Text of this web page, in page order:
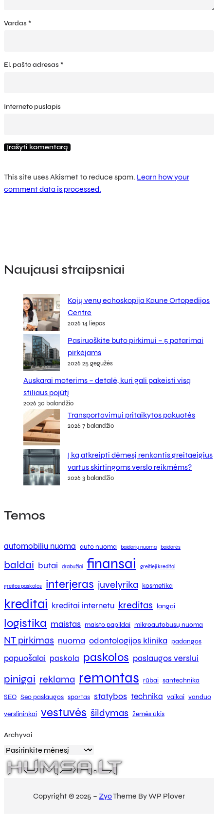
Vardas *
El. pašto adresas *
Interneto puslapis
This site uses Akismet to reduce spam. Learn how your
comment data is processed.
Naujausi straipsniai
Kojų venų echoskopija Kaune Ortopedijos
Centre
2026 14 liepos
Pasiruoškite buto pirkimui – 5 patarimai
pirkėjams
2026 25 gegužės
Auskarai moterims – detalė, kuri gali pakeisti visą
stiliaus pojūtį
2026 30 balandžio
Transportavimui pritaikytos pakuotės
2026 7 balandžio
Į ką atkreipti dėmesį renkantis greitaeigius
vartus skirtingoms verslo reikmėms?
2026 3 balandžio
Temos
automobiliu nuoma auto nuoma baidarių nuoma baidarės
baldai butai drabužiai finansai greitieji kreditai
greitos paskolos interjeras juvelyrika kosmetika
kreditai kreditai internetu kreditas langai
logistika maistas maisto papildai mikroautobusų nuoma
NT pirkimas nuoma odontologijos klinika padangos
papuošalai paskola paskolos paslaugos verslui
pinigai reklama remontas rūbai santechnika
SEO Seo paslaugos sportas statybos technika vaikai vanduo
verslininkai vestuvės šildymas žemės ūkis
Archyvai
Copyright © 2025 – ZyoTheme By WP Plover